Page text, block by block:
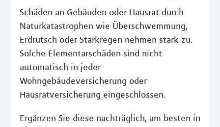
Schäden an Gebäuden oder Hausrat durch
Naturkatastrophen wie Überschwemmung,
Erdrutsch oder Starkregen nehmen stark zu.
Solche Elementarschäden sind nicht
automatisch in jeder
Wohngebäudeversicherung oder
Hausratversicherung eingeschlossen.
Ergänzen Sie diese nachträglich, am besten in